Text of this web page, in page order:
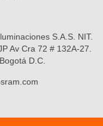
S.A.S. NIT.
Av Cra 72 # 132A-27.
D.C.